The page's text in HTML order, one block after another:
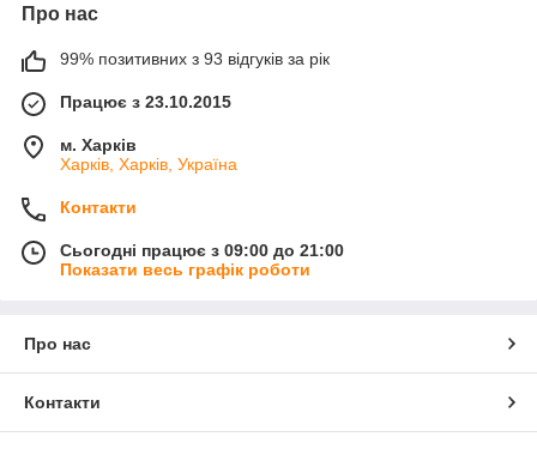
Про нас
99% позитивних з 93 відгуків за рік
Працює з 23.10.2015
м. Харків
Харків, Харків, Україна
Контакти
Сьогодні працює з 09:00 до 21:00
Показати весь графік роботи
Про нас
Контакти